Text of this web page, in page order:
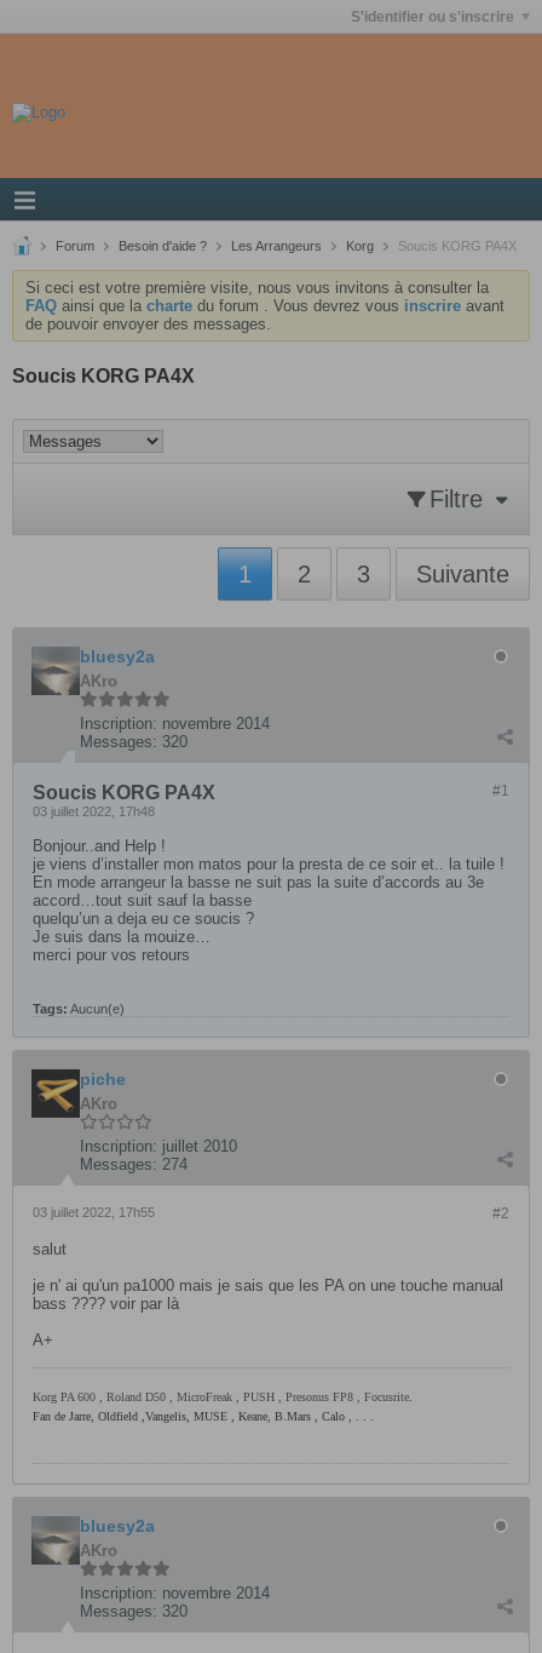
S'identifier ou s'inscrire
Forum Besoin d'aide ? Les Arrangeurs Korg Soucis KORG PA4X
Si ceci est votre première visite, nous vous invitons à consulter la
FAQ ainsi que la charte du forum . Vous devrez vous inscrire avant
de pouvoir envoyer des messages.
Soucis KORG PA4X
Filtre
1 2 3 Suivante
bluesy2a
AKro
Inscription: novembre 2014
Messages: 320
#1
Soucis KORG PA4X
03 juillet 2022, 17h48
Bonjour..and Help !
je viens d’installer mon matos pour la presta de ce soir et.. la tuile !
En mode arrangeur la basse ne suit pas la suite d’accords au 3e
accord…tout suit sauf la basse
quelqu’un a deja eu ce soucis ?
Je suis dans la mouize…
merci pour vos retours
Tags: Aucun(e)
piche
AKro
Inscription: juillet 2010
Messages: 274
#2
03 juillet 2022, 17h55
salut
je n' ai qu'un pa1000 mais je sais que les PA on une touche manual
bass ???? voir par là
A+
Korg PA 600 , Roland D50 , MicroFreak , PUSH , Presonus FP8 , Focusrite
Fan de Jarre, Oldfield ,Vangelis, MUSE , Keane, B.Mars , Calo , . . .
bluesy2a
AKro
Inscription: novembre 2014
Messages: 320